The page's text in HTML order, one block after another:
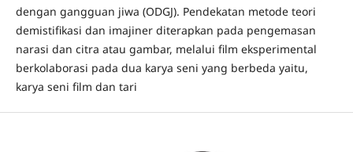
dengan gangguan jiwa (ODGJ). Pendekatan metode teori
demistifikasi dan imajiner diterapkan pada pengemasan
narasi dan citra atau gambar, melalui film eksperimental
berkolaborasi pada dua karya seni yang berbeda yaitu,
karya seni film dan tari